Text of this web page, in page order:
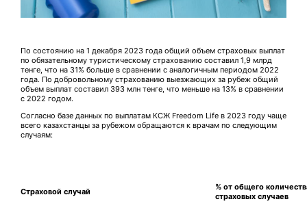
По состоянию на 1 декабря 2023 года общий объем страховых выплат
по обязательному туристическому страхованию составил 1,9 млрд
тенге, что на 31% больше в сравнении с аналогичным периодом 2022
года. По добровольному страхованию выезжающих за рубеж общий
объем выплат составил 393 млн тенге, что меньше на 13% в сравнении
с 2022 годом.
Согласно базе данных по выплатам КСЖ Freedom Life в 2023 году чаще
всего казахстанцы за рубежом обращаются к врачам по следующим
случаям:
Страховой случай
% от общего
страховых случаев